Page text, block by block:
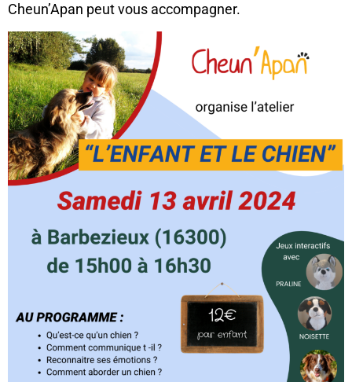
Cheun’Apan peut vous accompagner.